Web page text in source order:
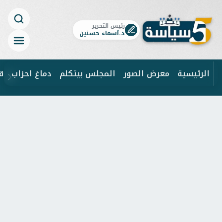
رئيس التحرير
د.أسماء حسنين
الرئيسية معرض الصور المجلس بيتكلم دماغ احزاب